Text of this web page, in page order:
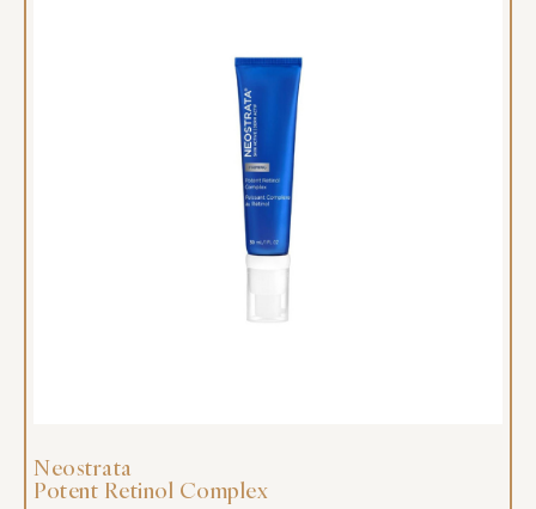
Neostrata
Potent Retinol Complex